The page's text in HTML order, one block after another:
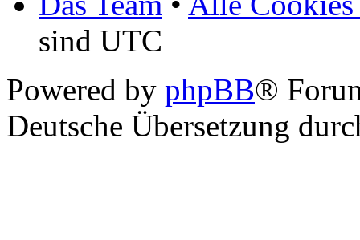
sind UTC
Powered by phpBB®
Deutsche Übersetzung